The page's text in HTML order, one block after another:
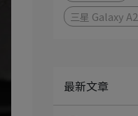
三星 Galaxy
最新文章